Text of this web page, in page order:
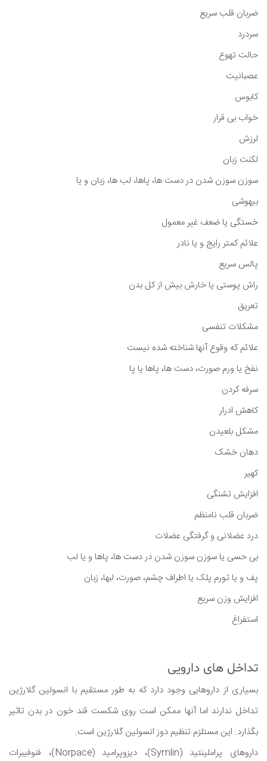
ضربان قلب سریع
سردرد
حالت تهوع
عصبانیت
کابوس
خواب بی قرار
لرزش
لکنت زبان
سوزن سوزن شدن در دست ها، پاها، لب ها، زبان و یا
بیهوشی
خستگی یا ضعف غیر معمول
علائم کمتر رایج و یا نادر
پالس سریع
راش پوستی یا خارش بیش از کل بدن
تعریق
مشکلات تنفسی
علائم که وقوع آنها شناخته شده نیست
نفخ یا ورم صورت، دست ها، پاها یا پا
سرفه کردن
کاهش ادرار
مشکل بلعیدن
دهان خشک
کهیر
افزایش تشنگی
ضربان قلب نامنظم
درد عضلانی و گرفتگی عضلات
بی حسی یا سوزن سوزن شدن در دست ها، پاها و یا لب
پف و یا تورم پلک یا اطراف چشم، صورت، لبها، زبان
افزایش وزن سریع
استفراغ
تداخل های دارویی
بسیاری از داروهایی وجود دارد که به طور مستقیم با انسولین گلارژین
تداخل ندارند اما آنها ممکن است روی شکست قند خون در بدن تاثیر
بگذارد. این مستلزم تنظیم دوز انسولین گلارژین است.
داروهای پراملینتید (Symlin)، دیزوپرامید (Norpace)، فنوفیبرات